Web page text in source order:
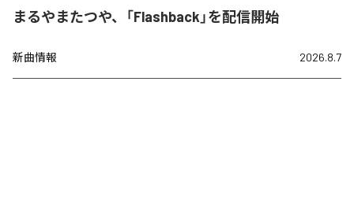
まるやまたつや、「Flashback」を配信開始
新曲情報 2026.8.7